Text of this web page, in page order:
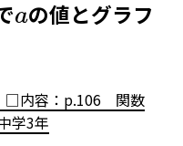
aの値とグラフ
容：p.106 関数
3年